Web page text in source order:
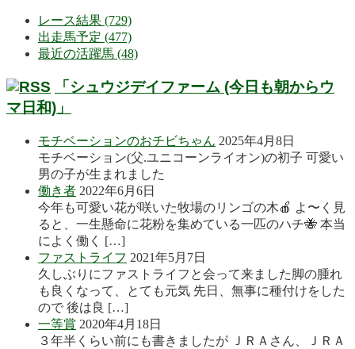
レース結果 (729)
出走馬予定 (477)
最近の活躍馬 (48)
「シュウジデイファーム (今日も朝からウ
マ日和)」
モチベーションのおチビちゃん 2025年4月8日
モチベーション(父.ユニコーンライオン)の初子 可愛い
男の子が生まれました
働き者 2022年6月6日
今年も可愛い花が咲いた牧場のリンゴの木🍎 よ〜く見
ると、一生懸命に花粉を集めている一匹のハチ🐝 本当
によく働く […]
ファストライフ 2021年5月7日
久しぶりにファストライフと会って来ました脚の腫れ
も良くなって、とても元気 先日、無事に種付けをした
ので 後は良 […]
一等賞 2020年4月18日
３年半くらい前にも書きましたが ＪＲＡさん、ＪＲＡ